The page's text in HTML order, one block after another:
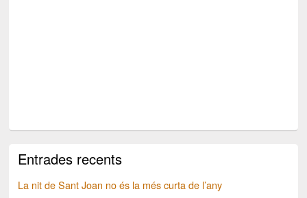
Entrades recents
La nit de Sant Joan no és la més curta de l’any